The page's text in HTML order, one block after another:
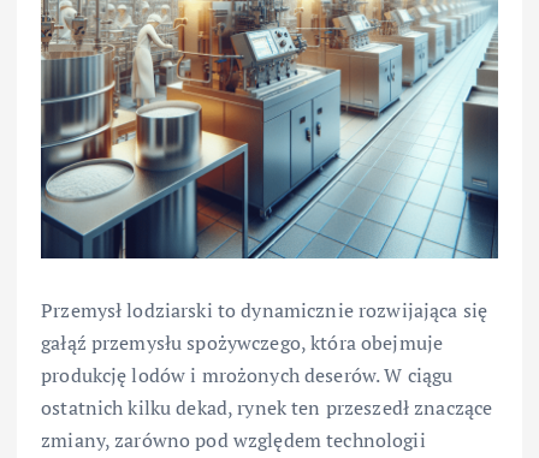
Przemysł lodziarski to dynamicznie rozwijająca się
gałąź przemysłu spożywczego, która obejmuje
produkcję lodów i mrożonych deserów. W ciągu
ostatnich kilku dekad, rynek ten przeszedł znaczące
zmiany, zarówno pod względem technologii